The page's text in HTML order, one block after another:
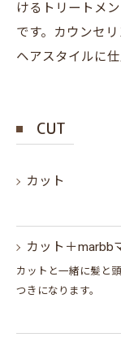
けるトリートメ
です。カウンセ
ヘアスタイルに
CUT
カット
カット＋marbb
カットと一緒に髪と
つきになります。